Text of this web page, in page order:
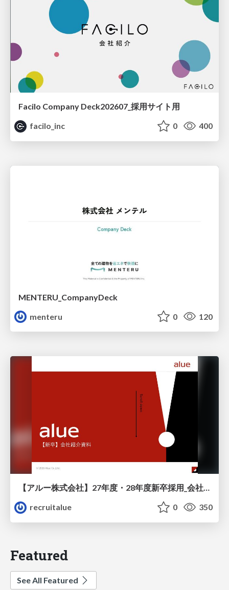
Facilo Company Deck202607_採用サイト用
facilo_inc
0 400
MENTERU_CompanyDeck
menteru
0 120
【アルー株式会社】27年度・28年度新卒採用_会社説明資料
recruitalue
0 350
Featured
See All Featured